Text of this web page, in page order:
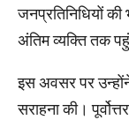
जनप्रतिनिधियों
अंतिम व्यक्ति तक
इस अवसर पर उन्होंने
सराहना की।